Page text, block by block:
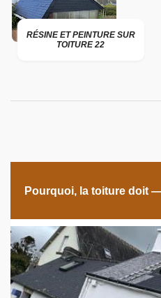
RÉSINE ET PEINTURE SUR
TOITURE 22
Pourquoi, la toiture doit